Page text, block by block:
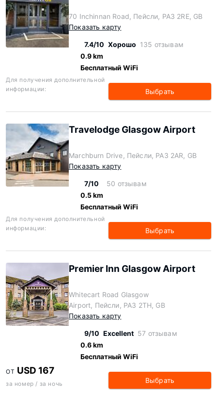
70 Inchinnan Road, Пейсли, PA3 2RE, GB
Показать карту
7.4/10 Хорошо 135 отзывам
0.9 km
Бесплатный WiFi
Для получения дополнительной
информации:
Выбрать
Travelodge Glasgow Airport
Marchburn Drive, Пейсли, PA3 2AR, GB
Показать карту
7/10
50 отзывам
0.5 km
Бесплатный WiFi
Для получения дополнительной
информации:
Выбрать
Premier Inn Glasgow Airport
Whitecart Road Glasgow
Airport, Пейсли, PA3 2TH, GB
Показать карту
9/10 Excellent 57 отзывам
0.6 km
Бесплатный WiFi
ОТ USD 167
за номер / за ночь Выбрать